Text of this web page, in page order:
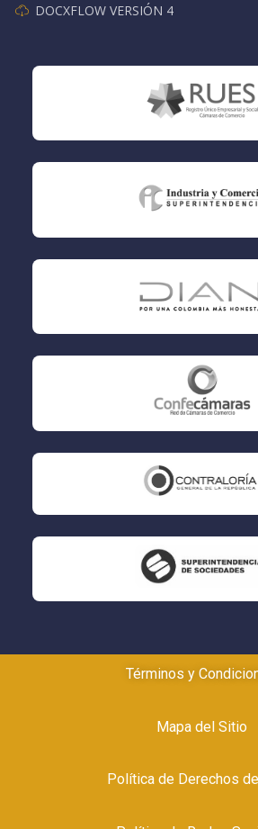
DOCXFLOW VERSIÓN 4
Términos y
Mapa del Sitio
Política de Derechos